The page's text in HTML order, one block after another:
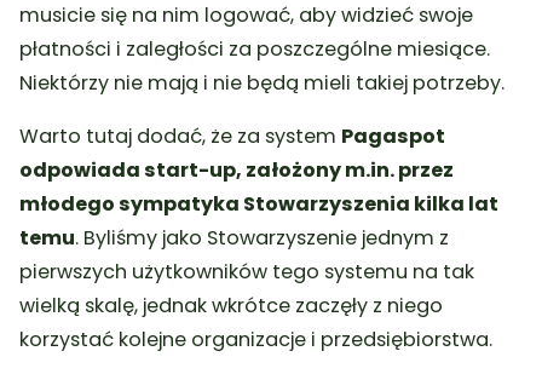
musicie się na nim logować, aby widzieć swoje
płatności i zaległości za poszczególne miesiące.
Niektórzy nie mają i nie będą mieli takiej potrzeby.
Warto tutaj dodać, że za system Pagaspot
odpowiada start-up, założony m.in. przez
młodego sympatyka Stowarzyszenia kilka lat
temu. Byliśmy jako Stowarzyszenie jednym z
pierwszych użytkowników tego systemu na tak
wielką skalę, jednak wkrótce zaczęły z niego
korzystać kolejne organizacje i przedsiębiorstwa.